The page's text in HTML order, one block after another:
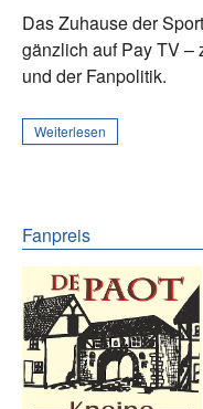
Das Zuhause der
gänzlich auf Pay TV –
und der Fanpolitik.
Weiterlesen
Fanpreis